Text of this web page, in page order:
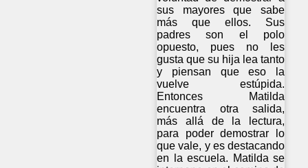
sus mayores que sabe
más que ellos. Sus
padres son el polo
opuesto, pues no les
gusta que su hija lea tanto
y piensan que eso la
vuelve estúpida.
Entonces Matilda
encuentra otra salida,
más allá de la lectura,
para poder demostrar lo
que vale, y es destacando
en la escuela. Matilda se